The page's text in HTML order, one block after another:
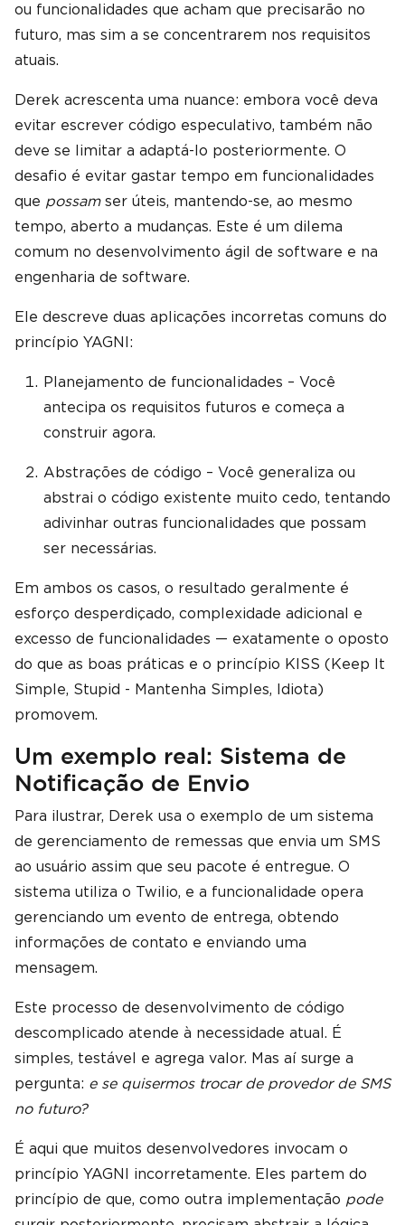
ou funcionalidades que acham que precisarão no
futuro, mas sim a se concentrarem nos requisitos
atuais.
Derek acrescenta uma nuance: embora você deva
evitar escrever código especulativo, também não
deve se limitar a adaptá-lo posteriormente. O
desafio é evitar gastar tempo em funcionalidades
que possamser úteis, mantendo-se, ao mesmo
tempo, aberto a mudanças. Este é um dilema
comum no desenvolvimento ágil de software e na
engenharia de software.
Ele descreve duas aplicações incorretas comuns do
princípio YAGNI:
Planejamento de funcionalidades – Você
antecipa os requisitos futuros e começa a
construir agora.
Abstrações de código – Você generaliza ou
abstrai o código existente muito cedo, tentando
adivinhar outras funcionalidades que possam
ser necessárias.
Em ambos os casos, o resultado geralmente é
esforço desperdiçado, complexidade adicional e
excesso de funcionalidades — exatamente o oposto
do que as boas práticas e o princípio KISS (Keep It
Simple, Stupid - Mantenha Simples, Idiota)
promovem.
Um exemplo real: Sistema de
Notificação de Envio
Para ilustrar, Derek usa o exemplo de um sistema
de gerenciamento de remessas que envia um SMS
ao usuário assim que seu pacote é entregue. O
sistema utiliza o Twilio, e a funcionalidade opera
gerenciando um evento de entrega, obtendo
informações de contato e enviando uma
mensagem.
Este processo de desenvolvimento de código
descomplicado atende à necessidade atual. É
simples, testável e agrega valor. Mas aí surge a
pergunta: e se quisermos trocar de provedor de SMS
no futuro?
É aqui que muitos desenvolvedores invocam o
princípio YAGNI incorretamente. Eles partem do
princípio de que, como outra implementação pode